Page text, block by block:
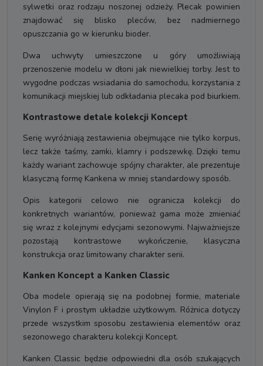
sylwetki oraz rodzaju noszonej odzieży. Plecak powinien
znajdować się blisko pleców, bez nadmiernego
opuszczania go w kierunku bioder.
Dwa uchwyty umieszczone u góry umożliwiają
przenoszenie modelu w dłoni jak niewielkiej torby. Jest to
wygodne podczas wsiadania do samochodu, korzystania z
komunikacji miejskiej lub odkładania plecaka pod biurkiem.
Kontrastowe detale kolekcji Koncept
Serię wyróżniają zestawienia obejmujące nie tylko korpus,
lecz także taśmy, zamki, klamry i podszewkę. Dzięki temu
każdy wariant zachowuje spójny charakter, ale prezentuje
klasyczną formę Kankena w mniej standardowy sposób.
Opis kategorii celowo nie ogranicza kolekcji do
konkretnych wariantów, ponieważ gama może zmieniać
się wraz z kolejnymi edycjami sezonowymi. Najważniejsze
pozostają kontrastowe wykończenie, klasyczna
konstrukcja oraz limitowany charakter serii.
Kanken Koncept a Kanken Classic
Oba modele opierają się na podobnej formie, materiale
Vinylon F i prostym układzie użytkowym. Różnica dotyczy
przede wszystkim sposobu zestawienia elementów oraz
sezonowego charakteru kolekcji Koncept.
Kanken Classic będzie odpowiedni dla osób szukających